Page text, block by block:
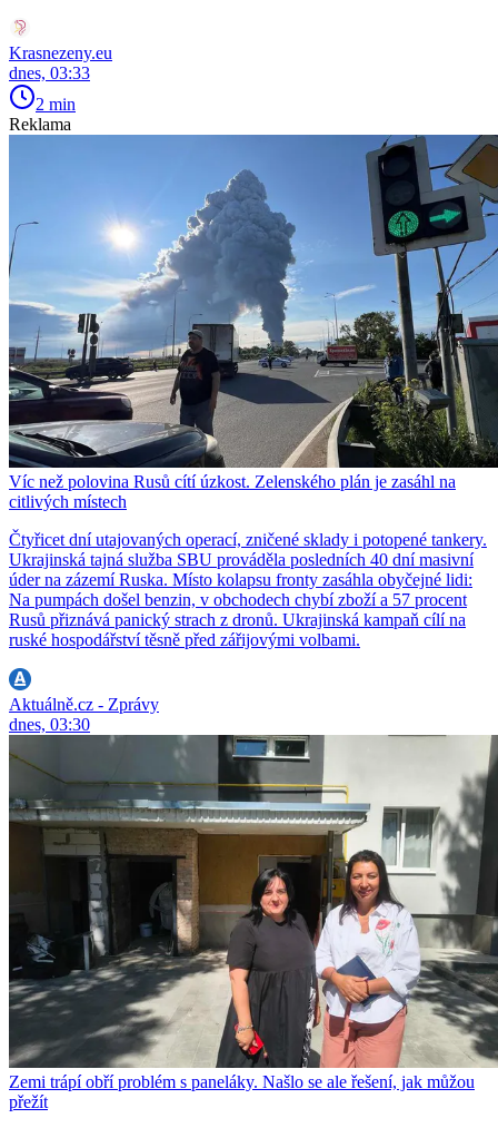
Krasnezeny.eu
dnes, 03:33
2 min
Reklama
Víc než polovina Rusů cítí úzkost. Zelenského plán je zasáhl na
citlivých místech
Čtyřicet dní utajovaných operací, zničené sklady i potopené tankery.
Ukrajinská tajná služba SBU prováděla posledních 40 dní masivní
úder na zázemí Ruska. Místo kolapsu fronty zasáhla obyčejné lidi:
Na pumpách došel benzin, v obchodech chybí zboží a 57 procent
Rusů přiznává panický strach z dronů. Ukrajinská kampaň cílí na
ruské hospodářství těsně před zářijovými volbami.
Aktuálně.cz - Zprávy
dnes, 03:30
Zemi trápí obří problém s paneláky. Našlo se ale řešení, jak můžou
přežít